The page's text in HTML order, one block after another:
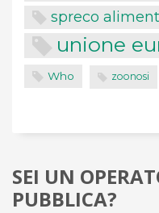
spreco
unione
Who zoonosi
SEI UN
PUBBLICA?